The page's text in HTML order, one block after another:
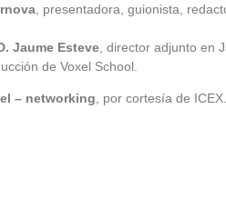
, presentadora, guionista,
Jaume Esteve , director adjunto en
de Voxel School.
– networking, por cortesía de ICEX.